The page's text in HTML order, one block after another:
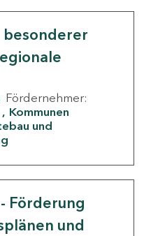
Fördernehmer:
Kommunen
und
Förderung
und